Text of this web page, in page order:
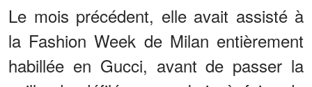
Le mois précédent, elle avait assisté à
la Fashion Week de Milan entièrement
habillée en Gucci, avant de passer la